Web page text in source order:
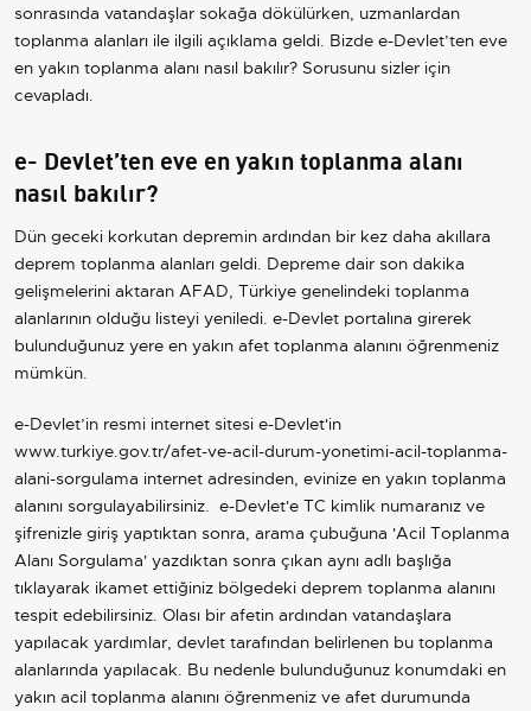
sonrasında vatandaşlar sokağa dökülürken, uzmanlardan
toplanma alanları ile ilgili açıklama geldi. Bizde e-Devlet’ten eve
en yakın toplanma alanı nasıl bakılır? Sorusunu sizler için
cevapladı.
e- Devlet’ten eve en yakın toplanma alanı
nasıl bakılır?
Dün geceki korkutan depremin ardından bir kez daha akıllara
deprem toplanma alanları geldi. Depreme dair son dakika
gelişmelerini aktaran AFAD, Türkiye genelindeki toplanma
alanlarının olduğu listeyi yeniledi. e-Devlet portalına girerek
bulunduğunuz yere en yakın afet toplanma alanını öğrenmeniz
mümkün.
e-Devlet’in resmi internet sitesi e-Devlet'in
www.turkiye.gov.tr/afet-ve-acil-durum-yonetimi-acil-toplanma-
alani-sorgulama internet adresinden, evinize en yakın toplanma
alanını sorgulayabilirsiniz. e-Devlet'e TC kimlik numaranız ve
şifrenizle giriş yaptıktan sonra, arama çubuğuna 'Acil Toplanma
Alanı Sorgulama' yazdıktan sonra çıkan aynı adlı başlığa
tıklayarak ikamet ettiğiniz bölgedeki deprem toplanma alanını
tespit edebilirsiniz. Olası bir afetin ardından vatandaşlara
yapılacak yardımlar, devlet tarafından belirlenen bu toplanma
alanlarında yapılacak. Bu nedenle bulunduğunuz konumdaki en
yakın acil toplanma alanını öğrenmeniz ve afet durumunda